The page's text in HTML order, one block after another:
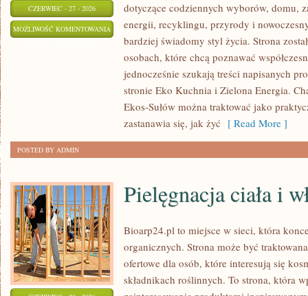
CZERWIEC - 27 - 2026
MOŻLIWOŚĆ KOMENTOWANIA
DOMU
dotyczące codziennych wyborów, domu,
energii, recyklingu, przyrody i
bardziej świadomy styl życia. Strona
osobach, które chcą poznawać
jednocześnie szukają treści napisanych
stronie Eko Kuchnia i Zielona Energia.
Ekos-Sułów można traktować jako
zastanawia się, jak żyć [ Read More ]
POSTED BY ADMIN
Pielęgnacja ciała i
Bioarp24.pl to miejsce w sieci, która
organicznych. Strona może być
ofertowe dla osób, które interesują się
składnikach roślinnych. To strona, która